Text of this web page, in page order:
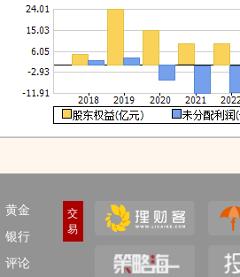
黄金
银行
评论
交
易